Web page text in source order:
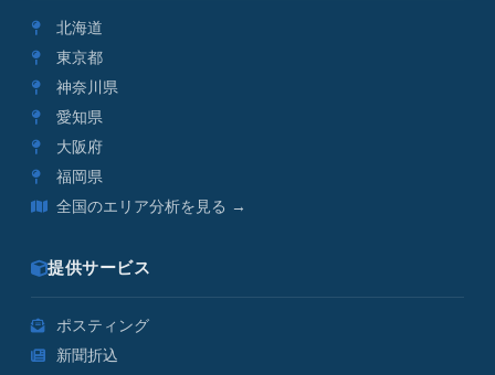
北海道
東京都
神奈川県
愛知県
大阪府
福岡県
全国のエリア分析を見る →
提供サービス
ポスティング
新聞折込